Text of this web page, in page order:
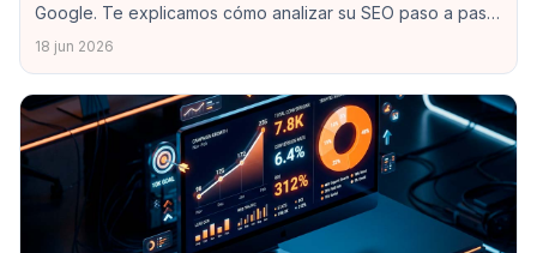
Google. Te explicamos cómo analizar su SEO paso a paso
y con qué herramientas para encontrar oportunidades que
18 jun 2026